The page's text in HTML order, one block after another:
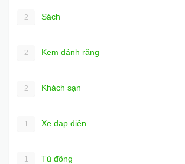
2 Sách
2 Kem đánh răng
2 Khách sạn
1 Xe đạp điện
1 Tủ đông